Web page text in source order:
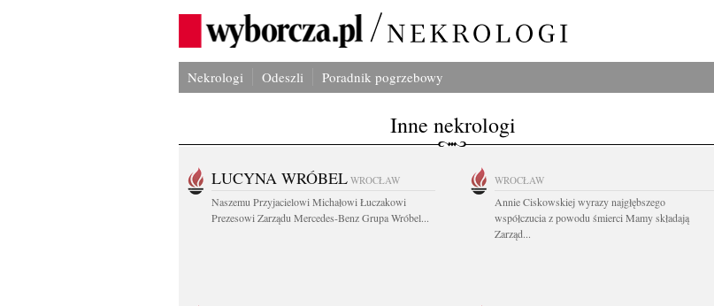
Nekrologi Odeszli Poradnik pogrzebowy
Inne nekrologi
LUCYNA WRÓBEL WROCŁAW
Naszemu Przyjacielowi Michałowi Łuczakowi
Prezesowi Zarządu Mercedes-Benz Grupa Wróbel...
WROCŁAW
Annie Ciskowskiej wyrazy najgłębszego
współczucia z powodu śmierci Mamy składają
Zarząd...